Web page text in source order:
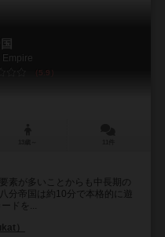
Empire
5.9
素が多いことからも中長期の
分帝国は約10分で本格的に遊
ドを...
）